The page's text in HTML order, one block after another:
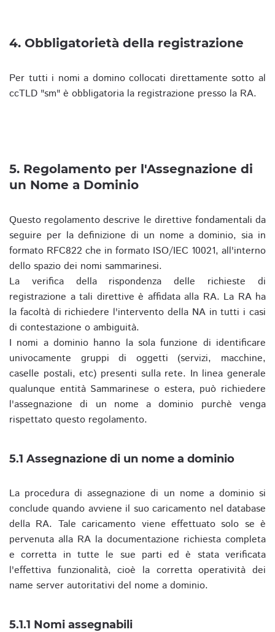
4. Obbligatorietà della registrazione
Per tutti i nomi a domino collocati direttamente sotto al
ccTLD "sm" è obbligatoria la registrazione presso la RA.
5. Regolamento per l'Assegnazione di
un Nome a Dominio
Questo regolamento descrive le direttive fondamentali da
seguire per la definizione di un nome a dominio, sia in
formato RFC822 che in formato ISO/IEC 10021, all'interno
dello spazio dei nomi sammarinesi.
La verifica della rispondenza delle richieste di
registrazione a tali direttive è affidata alla RA. La RA ha
la facoltà di richiedere l'intervento della NA in tutti i casi
di contestazione o ambiguità.
I nomi a dominio hanno la sola funzione di identificare
univocamente gruppi di oggetti (servizi, macchine,
caselle postali, etc) presenti sulla rete. In linea generale
qualunque entità Sammarinese o estera, può richiedere
l'assegnazione di un nome a dominio purchè venga
rispettato questo regolamento.
5.1 Assegnazione di un nome a dominio
La procedura di assegnazione di un nome a dominio si
conclude quando avviene il suo caricamento nel database
della RA. Tale caricamento viene effettuato solo se è
pervenuta alla RA la documentazione richiesta completa
e corretta in tutte le sue parti ed è stata verificata
l'effettiva funzionalità, cioè la corretta operatività dei
name server autoritativi del nome a dominio.
5.1.1 Nomi assegnabili